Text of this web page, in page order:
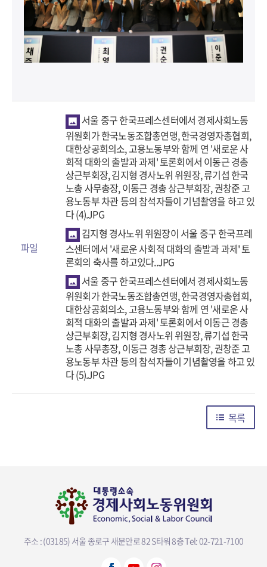
파일
서울 중구 한국프레스센터에서 경제사회노동
위원회가 한국노동조합총연맹, 한국경영자총협회,
대한상공회의소, 고용노동부와 함께 연 '새로운 사
회적 대화의 출발과 과제' 토론회에서 이동근 경총
상근부회장, 김지형 경사노위 위원장, 류기섭 한국
노총 사무총장, 이동근 경총 상근부회장, 권창준 고
용노동부 차관 등의 참석자들이 기념촬영을 하고 있
다 (4).JPG
김지형 경사노위 위원장이 서울 중구 한국프레
스센터에서 '새로운 사회적 대화의 출발과 과제' 토
론회의 축사를 하고있다..JPG
서울 중구 한국프레스센터에서 경제사회노동
위원회가 한국노동조합총연맹, 한국경영자총협회,
대한상공회의소, 고용노동부와 함께 연 '새로운 사
회적 대화의 출발과 과제' 토론회에서 이동근 경총
상근부회장, 김지형 경사노위 위원장, 류기섭 한국
노총 사무총장, 이동근 경총 상근부회장, 권창준 고
용노동부 차관 등의 참석자들이 기념촬영을 하고 있
다 (5).JPG
목록
주소 : (03185) 서울 종로구 새문안로 82 S타워 8층Tel: 02-721-7100
뷰어다운로드 선택